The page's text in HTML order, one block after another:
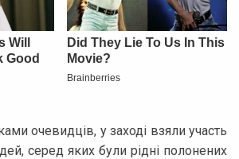
очевидців, у заході взяли участь
серед яких були рідні полонених